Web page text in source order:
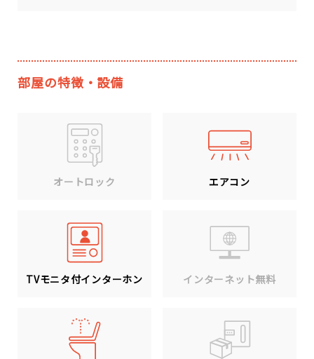
部屋の特徴・設備
オートロック エアコン
TVモニタ付インターホン インターネット無料